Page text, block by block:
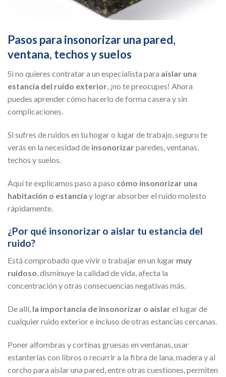
Pasos para insonorizar una pared,
ventana, techos y suelos
Si no quieres contratar a un especialista para aislar una
estancia del ruido exterior, ¡no te preocupes! Ahora
puedes aprender cómo hacerlo de forma casera y sin
complicaciones.
Si sufres de ruidos en tu hogar o lugar de trabajo, seguro te
verás en la necesidad de insonorizarparedes, ventanas,
techos y suelos.
Aquí te explicamos paso a paso cómo insonorizar una
habitación o estancia y lograr absorber el ruido molesto
rápidamente.
¿Por qué insonorizar o aislar tu estancia del
ruido?
Está comprobado que vivir o trabajar en un lugar muy
ruidoso, disminuye la calidad de vida, afecta la
concentración y otras consecuencias negativas más.
De allí, la importancia de insonorizar o aislarel lugar de
cualquier ruido exterior e incluso de otras estancias cercanas.
Poner alfombras y cortinas gruesas en ventanas, usar
estanterías con libros o recurrir a la fibra de lana, madera y al
corcho para aislar una pared, entre otras cuestiones, permiten